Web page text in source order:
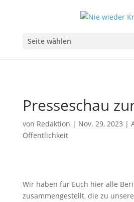
Seite wählen
Presseschau
von Redaktion | Nov. 29, 2023 |
Öffentlichkeit
Wir haben für Euch hier alle
zusammengestellt, die zu